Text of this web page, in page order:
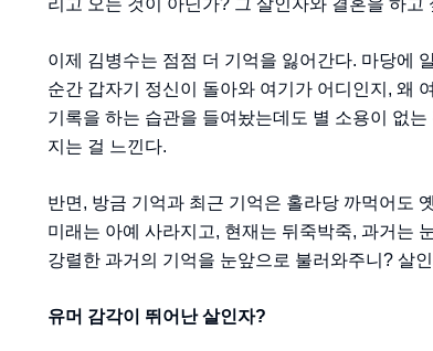
리고 오는 것이 아닌가? 그 살인자와 결혼을 하
이제 김병수는 점점 더 기억을 잃어간다. 마당에
순간 갑자기 정신이 돌아와 여기가 어디인지, 왜
기록을 하는 습관을 들여놨는데도 별 소용이 없
지는 걸 느낀다.
반면, 방금 기억과 최근 기억은 홀라당 까먹어도
미래는 아예 사라지고, 현재는 뒤죽박죽, 과거는
강렬한 과거의 기억을 눈앞으로 불러와주니? 살
유머 감각이 뛰어난 살인자?